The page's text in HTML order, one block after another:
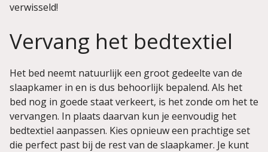
verwisseld!
Vervang het bedtextiel
Het bed neemt natuurlijk een groot gedeelte van de
slaapkamer in en is dus behoorlijk bepalend. Als het
bed nog in goede staat verkeert, is het zonde om het te
vervangen. In plaats daarvan kun je eenvoudig het
bedtextiel aanpassen. Kies opnieuw een prachtige set
die perfect past bij de rest van de slaapkamer. Je kunt